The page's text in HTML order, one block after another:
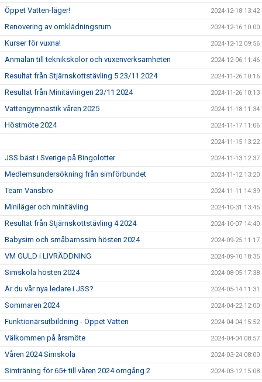
Öppet Vatten-läger! 2024-12-18 13:42
Renovering av omklädningsrum 2024-12-16 10:00
Kurser för vuxna! 2024-12-12 09:56
Anmälan till teknikskolor och vuxenverksamheten 2024-12-06 11:46
Resultat från Stjärnskottstävling 5 23/11 2024 2024-11-26 10:16
Resultat från Minitävlingen 23/11 2024 2024-11-26 10:13
Vattengymnastik våren 2025 2024-11-18 11:34
Höstmöte 2024 2024-11-17 11:06
2024-11-15 13:22
JSS bäst i Sverige på Bingolotter 2024-11-13 12:37
Medlemsundersökning från simförbundet 2024-11-12 13:20
Team Vansbro 2024-11-11 14:39
Miniläger och minitävling 2024-10-31 13:45
Resultat från Stjärnskottstävling 4 2024 2024-10-07 14:40
Babysim och småbarnssim hösten 2024 2024-09-25 11:17
VM GULD i LIVRÄDDNING 2024-09-10 18:35
Simskola hösten 2024 2024-08-05 17:38
Är du vår nya ledare i JSS? 2024-05-14 11:31
Sommaren 2024 2024-04-22 12:00
Funktionärsutbildning - Öppet Vatten 2024-04-04 15:52
Välkommen på årsmöte 2024-04-04 08:57
Våren 2024 Simskola 2024-03-24 08:00
Simträning för 65+ till våren 2024 omgång 2 2024-03-12 15:08